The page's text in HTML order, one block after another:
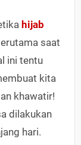
hijab
saat
ini tentu
kita
khawatir!
dilakukan
hari.